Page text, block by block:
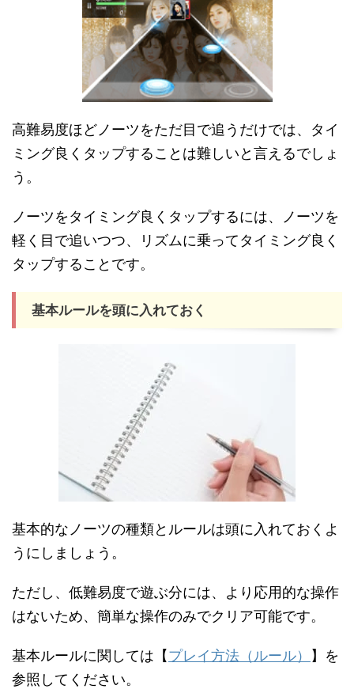
高難易度ほどノーツをただ目で追うだけでは、タイ
ミング良くタップすることは難しいと言えるでしょ
う。
ノーツをタイミング良くタップするには、ノーツを
軽く目で追いつつ、リズムに乗ってタイミング良く
タップすることです。
基本ルールを頭に入れておく
基本的なノーツの種類とルールは頭に入れておくよ
うにしましょう。
ただし、低難易度で遊ぶ分には、より応用的な操作
はないため、簡単な操作のみでクリア可能です。
基本ルールに関しては【プレイ方法（ルール）
】を
参照してください。